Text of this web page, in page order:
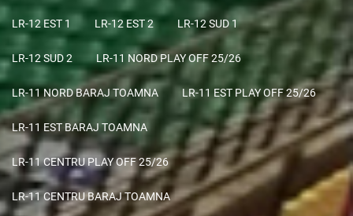
LR-12 EST 1 LR-12 EST 2 LR-12 SUD 1
LR-12 SUD 2 LR-11 NORD PLAY OFF 25/26
LR-11 NORD BARAJ TOAMNA LR-11 EST PLAY OFF 25/26
LR-11 EST BARAJ TOAMNA
LR-11 CENTRU PLAY OFF 25/26
LR-11 CENTRU BARAJ TOAMNA